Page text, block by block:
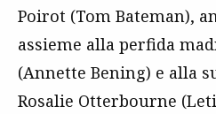
Poirot (Tom Bateman),
assieme alla perfida
(Annette Bening) e alla
Rosalie Otterbourne